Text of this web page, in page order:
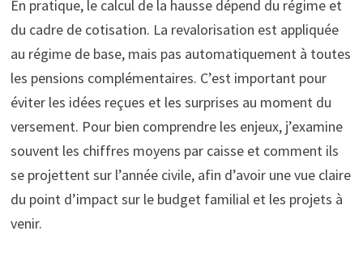
En pratique, le calcul de la hausse dépend du régime et
du cadre de cotisation. La revalorisation est appliquée
au régime de base, mais pas automatiquement à toutes
les pensions complémentaires. C’est important pour
éviter les idées reçues et les surprises au moment du
versement. Pour bien comprendre les enjeux, j’examine
souvent les chiffres moyens par caisse et comment ils
se projettent sur l’année civile, afin d’avoir une vue claire
du point d’impact sur le budget familial et les projets à
venir.